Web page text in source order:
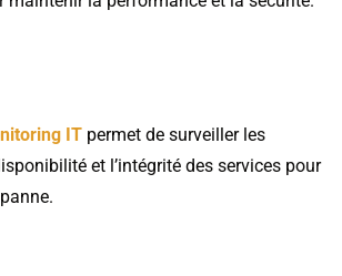
IT permet de surveiller les
et l’intégrité des services pour